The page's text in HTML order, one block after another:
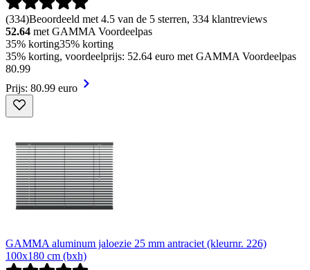
(334)Beoordeeld met 4.5 van de 5 sterren, 334 klantreviews
52.64 met GAMMA Voordeelpas
35% korting35% korting
35% korting, voordeelprijs: 52.64 euro met GAMMA Voordeelpas
80.99
Prijs: 80.99 euro
GAMMA aluminum jaloezie 25 mm antraciet (kleurnr. 226)
100x180 cm (bxh)